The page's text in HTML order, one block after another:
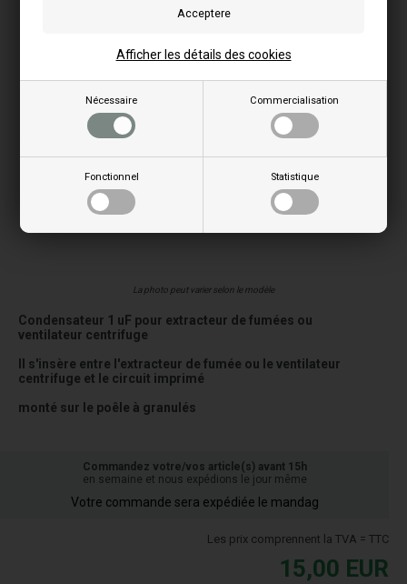
Nécessaire Commercialisation
Fonctionnel Statistique
Afficher les détails des cookies
La photo peut varier selon le modèle
Condensateur 1 uF pour extracteur de fumées ou
ventilateur centrifuge
Il s'insère entre l'extracteur de fumée ou le ventilateur
centrifuge et le circuit imprimé
monté sur le poêle à granulés
Commandez votre/vos article(s) avant 15h
en semaine et nous expédions le jour même
Votre commande sera expédiée le mandag
Les prix comprennent la TVA = TTC
15,00 EUR